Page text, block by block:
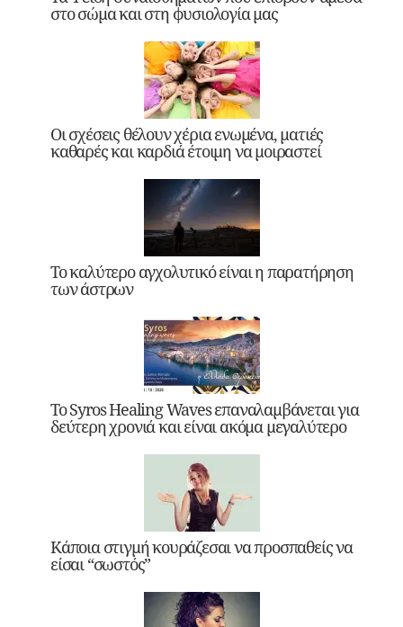
στο σώμα και στη φυσιολογία μας
Οι σχέσεις θέλουν χέρια ενωμένα, ματιές
καθαρές και καρδιά έτοιμη να μοιραστεί
Το καλύτερο αγχολυτικό είναι η παρατήρηση
των άστρων
Το Syros Healing Waves επαναλαμβάνεται για
δεύτερη χρονιά και είναι ακόμα μεγαλύτερο
Κάποια στιγμή κουράζεσαι να προσπαθείς να
είσαι “σωστός”